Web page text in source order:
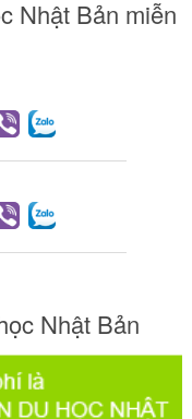
Nhật Bản miễn
Nhật Bản